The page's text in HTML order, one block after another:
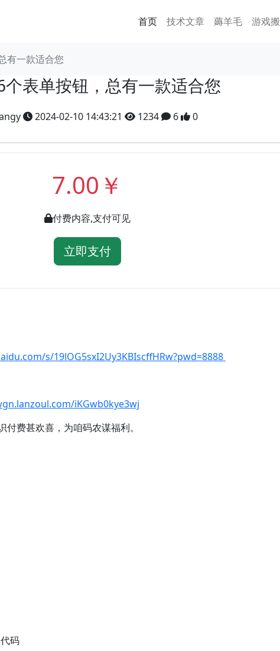
首页 技术文章 薅羊毛 游戏
有一款适合您
个表单按钮，总有一款适合您
2024-02-10 14:43:21 1234 6 0
7.00￥
付费内容,支付可见
立即支付
s/19lOG5sxI2Uy3KBIscffHRw?pwd=8888
iKGwb0kye3wj
费甚欢喜，为咱码农谋福利。
码